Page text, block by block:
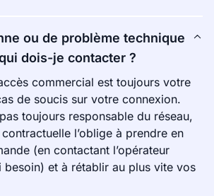
ou de problème technique
dois-je contacter ?
commercial est toujours votre
de soucis sur votre connexion.
toujours responsable du réseau,
l’oblige à prendre en
(en contactant l’opérateur
besoin) et à rétablir au plus vite vos